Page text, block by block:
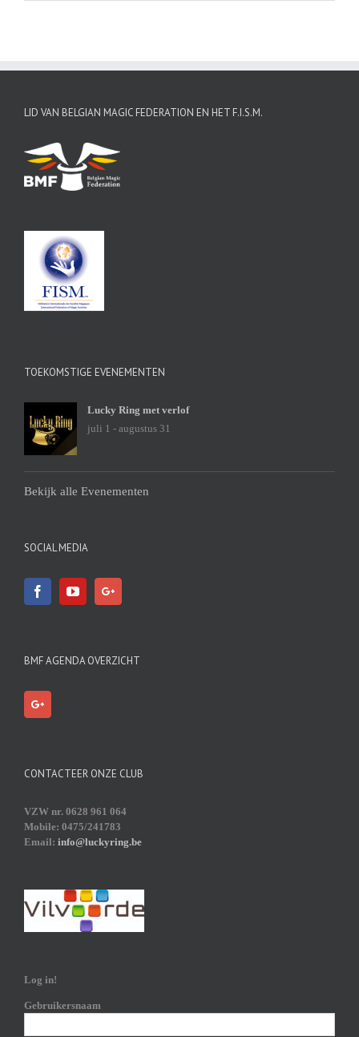
LID VAN BELGIAN MAGIC FEDERATION EN HET F.I.S.M.
TOEKOMSTIGE EVENEMENTEN
Lucky Ring met verlof
juli 1 - augustus 31
Bekijk alle Evenementen
SOCIAL MEDIA
BMF AGENDA OVERZICHT
CONTACTEER ONZE CLUB
VZW nr. 0628 961 064
Mobile: 0475/241783
Email: info@luckyring.be
Log in!
Gebruikersnaam